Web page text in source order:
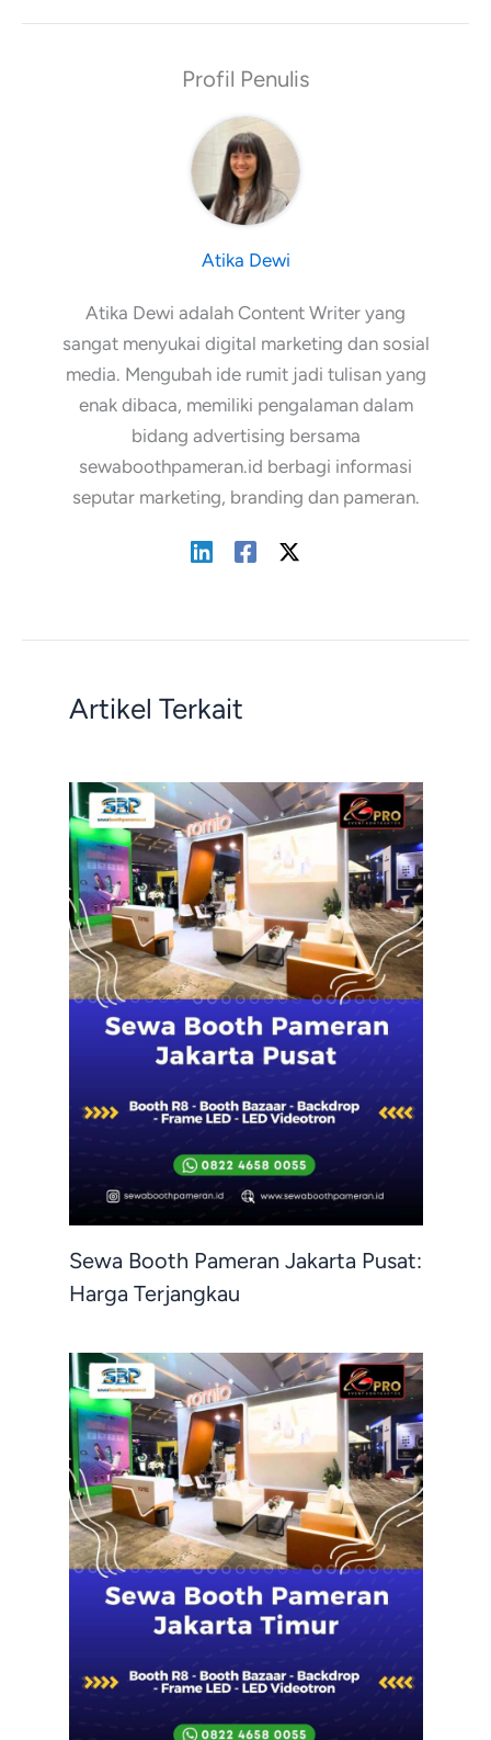
Atika Dewi
Atika Dewi adalah Content Writer yang
sangat menyukai digital marketing dan sosial
media. Mengubah ide rumit jadi tulisan yang
enak dibaca, memiliki pengalaman dalam
bidang advertising bersama
sewaboothpameran.id berbagi informasi
seputar marketing, branding dan pameran.
Artikel Terkait
Sewa Booth Pameran Jakarta Pusat:
Harga Terjangkau